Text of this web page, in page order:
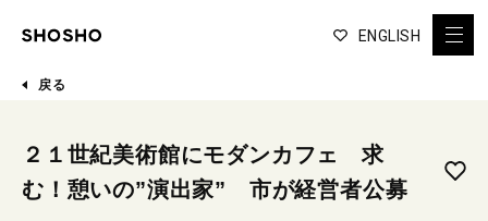
ENGLISH
戻る
２１世紀美術館にモダンカフェ 求
む！憩いの”演出家” 市が経営者公募